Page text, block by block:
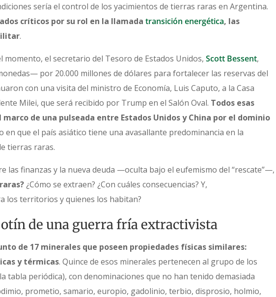
sería el control de los yacimientos de tierras raras en Argentina.
críticos por su rol en la llamada transición energética, las
.
momento, el secretario del Tesoro de Estados Unidos, Scott Bessent,
por 20.000 millones de dólares para fortalecer las reservas del
con una visita del ministro de Economía, Luis Caputo, a la Casa
Milei, que será recibido por Trump en el Salón Oval. Todos esas
de una pulseada entre Estados Unidos y China por el dominio
en que el país asiático tiene una avasallante predominancia en la
tierras raras.
las finanzas y la nueva deuda —oculta bajo el eufemismo del “rescate”—,
¿Cómo se extraen? ¿Con cuáles consecuencias? Y,
los territorios y quienes los habitan?
de una guerra fría extractivista
de 17 minerales que poseen propiedades físicas similares:
y térmicas. Quince de esos minerales pertenecen al grupo de los
tabla periódica), con denominaciones que no han tenido demasiada
prometio, samario, europio, gadolinio, terbio, disprosio, holmio,